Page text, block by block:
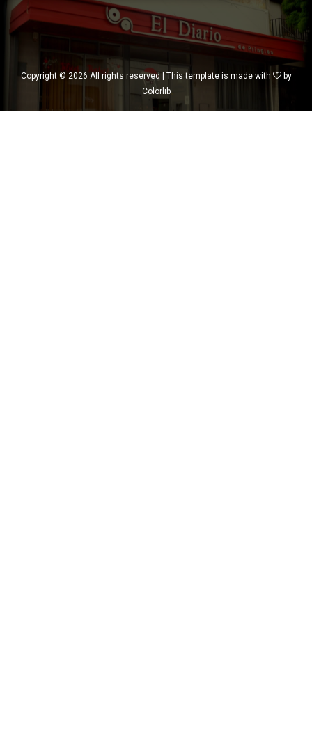
Copyright © 2026 All rights reserved | This template is made with
by
Colorlib